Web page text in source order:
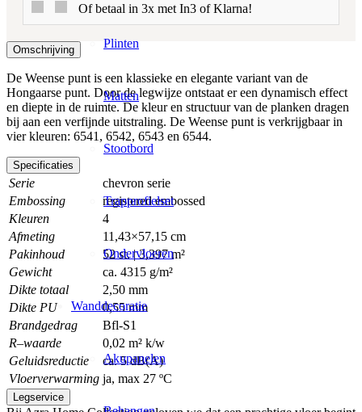
Plinten
Matten
Stootbord
Trapprofielset
Ondervloeren
Wanddecoratie
Akupanelen
Of betaal in 3x met In3 of Klarna!
Omschrijving
De Weense punt is een klassieke en elegante variant van de
Hongaarse punt. Door de legwijze ontstaat er een dynamisch effect
en diepte in de ruimte. De kleur en structuur van de planken dragen
bij aan een verfijnde uitstraling. De Weense punt is verkrijgbaar in
vier kleuren: 6541, 6542, 6543 en 6544.
Specificaties
Serie
chevron serie
Embossing
registered embossed
Kleuren
4
Afmeting
11,43×57,15 cm
Pakinhoud
52 st. | 3,397 m²
Gewicht
ca. 4315 g/m²
Dikte totaal
2,50 mm
Dikte PU
0,55 mm
Brandgedrag
Bfl-S1
R–waarde
0,02 m² k/w
Geluidsreductie
ca. 5 dB(A)
Vloerverwarming ja, max 27 ºC
Legservice